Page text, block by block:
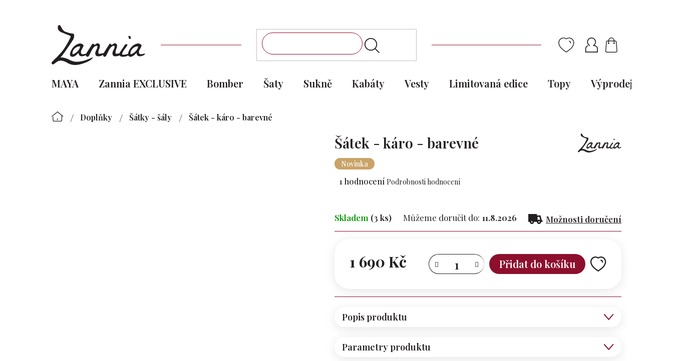
NÁKUPNÍ
KOŠÍK
MAYA Zannia EXCLUSIVE Bomber Šaty Sukně Kabáty Vesty Limitovaná edice Topy Výprodej
/ Doplňky / Šátky - šály / Šátek - káro - barevné
Skladem (3 ks) Můžeme doručit do: 11.8.2026 Možnosti doručení
1 690 Kč Přidat do košíku
Šátek - káro - barevné
Novinka
Průměrné
5,0
z 5
1 hodnocení Podrobnosti hodnocení
Parametry produktu
Popis produktu